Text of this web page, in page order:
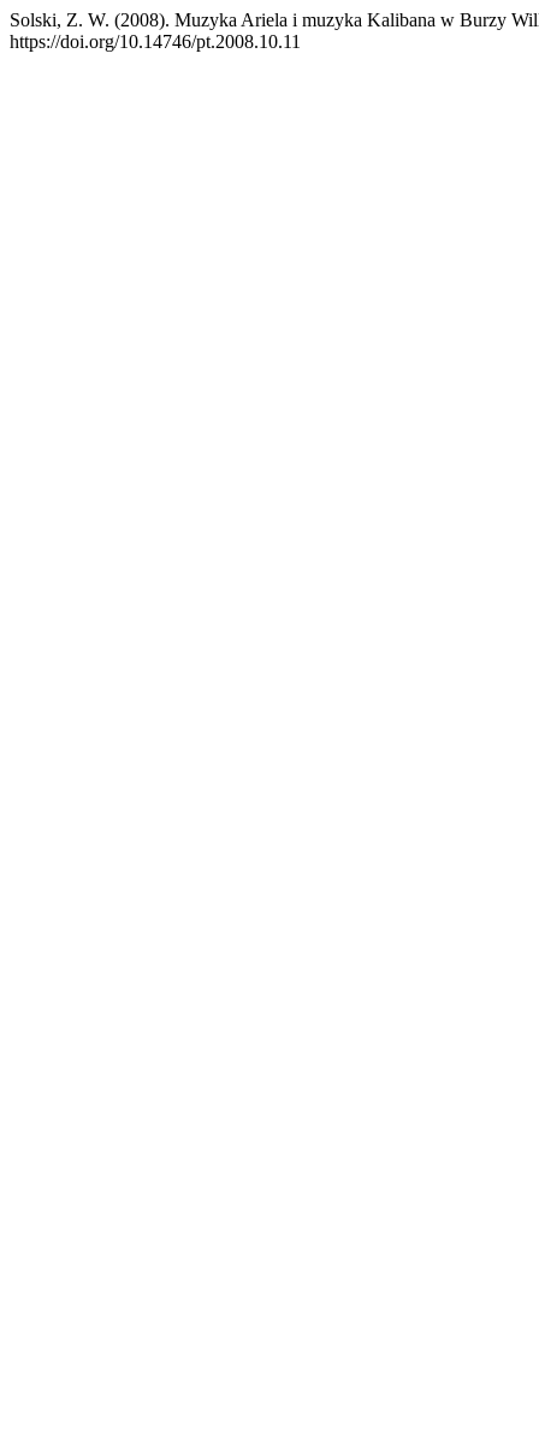
Solski, Z. W. (2008). Muzyka Ariela i muzyka Kalibana w Burzy
https://doi.org/10.14746/pt.2008.10.11